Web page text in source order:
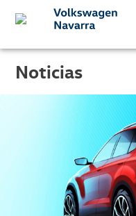
Noticias